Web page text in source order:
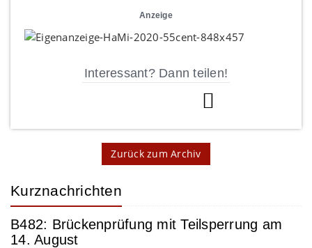
Anzeige
Interessant? Dann teilen!
Zurück zum Archiv
Kurznachrichten
B482: Brückenprüfung mit Teilsperrung am
14. August